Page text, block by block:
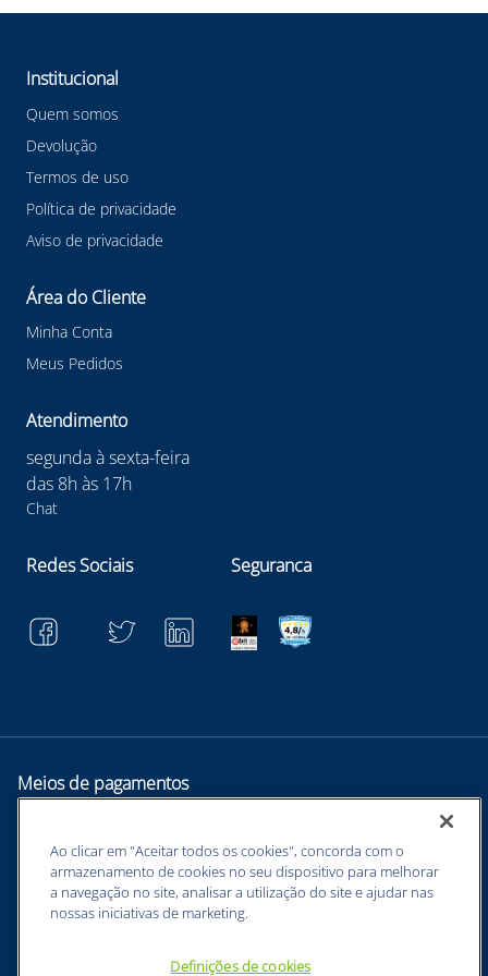
Detector de Gás Multi BW Microclip CO H2S LEL O2 na
#detectorgasdesegurança
#detectorgashoneywell #EPI
Institucional
Quem somos
Devolução
Termos de uso
Política de privacidade
Aviso de privacidade
Área do Cliente
Minha Conta
Meus Pedidos
Atendimento
segunda à sexta-feira
das 8h às 17h
Chat
Redes Sociais Seguranca
Meios de pagamentos
Ao clicar em "Aceitar todos os cookies", concorda com o
armazenamento de cookies no seu dispositivo para melhorar
a navegação no site, analisar a utilização do site e ajudar nas
nossas iniciativas de marketing.
Definições de cookies